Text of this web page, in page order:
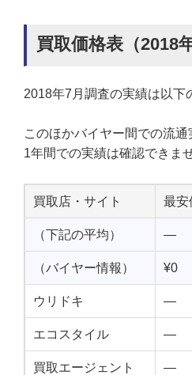
買取価格表（2018
2018年7月調査の実績は以下
このほかバイヤー間での流
1年間での実績は確認できま
買取店・サイト 最安
（下記の平均） —
（バイヤー情報） ¥0
ウリドキ —
エコスタイル —
買取エージェント —